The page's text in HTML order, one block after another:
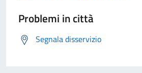
Problemi in città
Segnala disservizio